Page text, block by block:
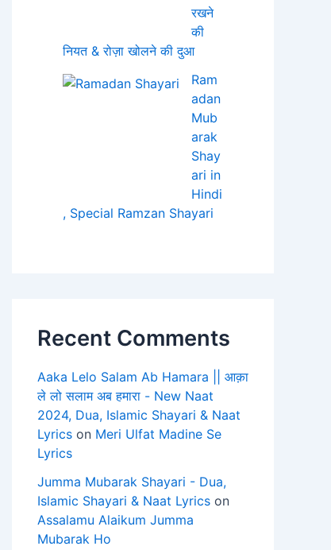
रखने
की
नियत & रोज़ा खोलने की दुआ
Ram
adan
Mub
arak
Shay
ari in
Hindi
, Special Ramzan Shayari
Recent Comments
Aaka Lelo Salam Ab Hamara || आक़ा
ले लो सलाम अब हमारा - New Naat
2024, Dua, Islamic Shayari & Naat
Lyrics on Meri Ulfat Madine Se
Lyrics
Jumma Mubarak Shayari - Dua,
Islamic Shayari & Naat Lyrics on
Assalamu Alaikum Jumma
Mubarak Ho